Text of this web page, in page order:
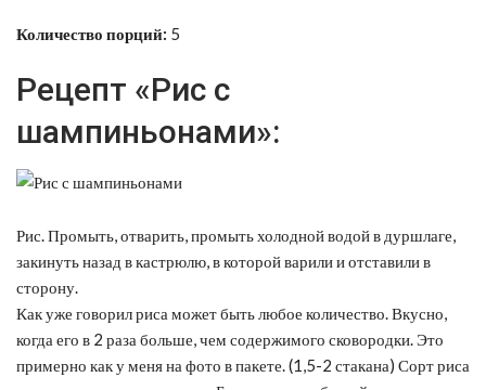
Количество порций: 5
Рецепт «Рис с
шампиньонами»:
Рис. Промыть, отварить, промыть холодной водой в дуршлаге,
закинуть назад в кастрюлю, в которой варили и отставили в
сторону.
Как уже говорил риса может быть любое количество. Вкусно,
когда его в 2 раза больше, чем содержимого сковородки. Это
примерно как у меня на фото в пакете. (1,5-2 стакана) Сорт риса